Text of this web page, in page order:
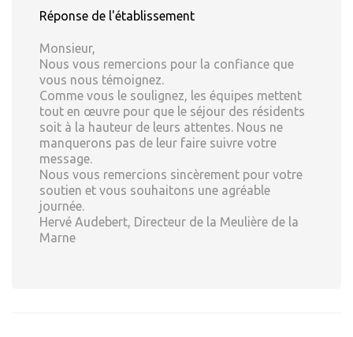
Réponse de l'établissement
Monsieur,
Nous vous remercions pour la confiance que
vous nous témoignez.
Comme vous le soulignez, les équipes mettent
tout en œuvre pour que le séjour des résidents
soit à la hauteur de leurs attentes. Nous ne
manquerons pas de leur faire suivre votre
message.
Nous vous remercions sincèrement pour votre
soutien et vous souhaitons une agréable
journée.
Hervé Audebert, Directeur de la Meulière de la
Marne